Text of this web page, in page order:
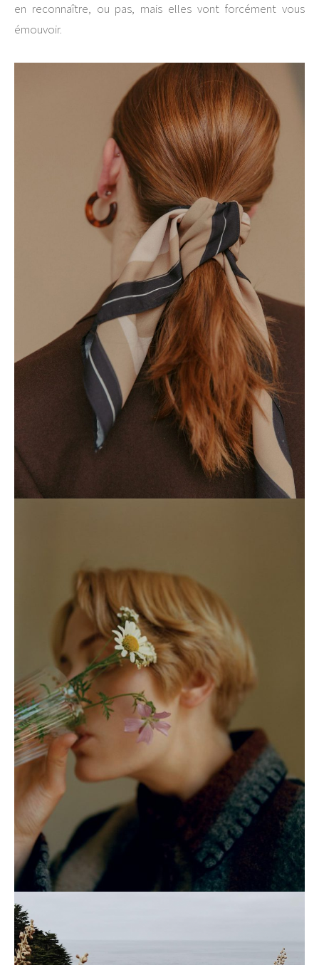
en reconnaître, ou pas, mais elles vont forcément vous
émouvoir.